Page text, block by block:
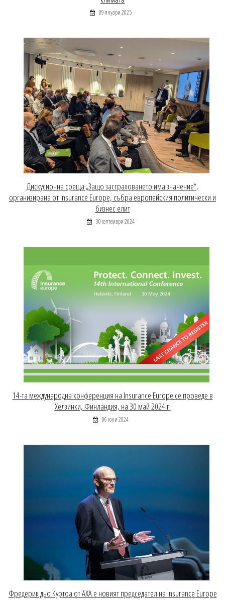
09 януари 2025
Дискусионна среща „Защо застраховането има значение“,
организирана от Insurance Europe, събра европейския политически и
бизнес елит
30 септември 2024
14-та международна конференция на Insurance Europe се проведе в
Хелзинки, Финландия, на 30 май 2024 г.
06 юни 2024
Фредерик дьо Куртоа от AXA е новият председател на Insurance Europe